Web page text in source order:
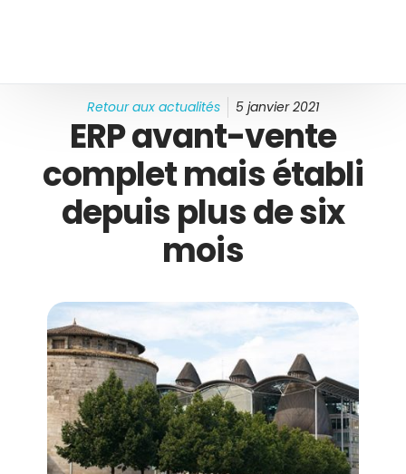
Retour aux actualités 5 janvier 2021
ERP avant-vente
complet mais établi
depuis plus de six
mois